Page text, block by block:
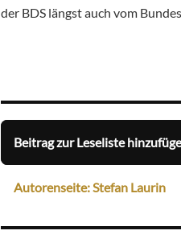
der BDS längst auch vom
Beitrag zur Leseliste
Autorenseite: Stefan Laurin